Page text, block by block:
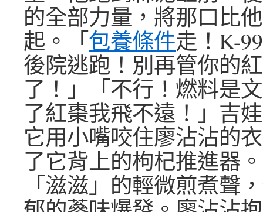
的全部力量，將那口比
起。「包養條件走！K-
後院逃跑！別再管你的
了！」「不行！燃料是
了紅棗我飛不遠！」吉
它用小嘴咬住廖沾沾的
了它背上的枸杞推進器
「滋滋」的輕微煎煮聲